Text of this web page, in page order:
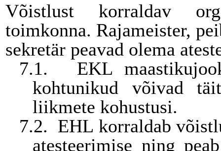
Võistlust korraldav
toimkonna. Rajameister,
sekretär peavad olema
7.1.
EKL
kohtunikud võivad
liikmete kohustusi.
7.2. EHL korraldab
atesteerimise ning